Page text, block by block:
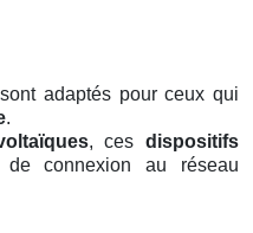
sont adaptés pour ceux qui
.
, cesdispositifs
de connexion au réseau